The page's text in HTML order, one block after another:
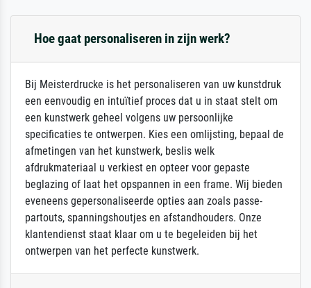
Hoe gaat personaliseren in zijn werk?
Bij Meisterdrucke is het personaliseren van uw kunstdruk
een eenvoudig en intuïtief proces dat u in staat stelt om
een kunstwerk geheel volgens uw persoonlijke
specificaties te ontwerpen. Kies een omlijsting, bepaal de
afmetingen van het kunstwerk, beslis welk
afdrukmateriaal u verkiest en opteer voor gepaste
beglazing of laat het opspannen in een frame. Wij bieden
eveneens gepersonaliseerde opties aan zoals passe-
partouts, spanningshoutjes en afstandhouders. Onze
klantendienst staat klaar om u te begeleiden bij het
ontwerpen van het perfecte kunstwerk.